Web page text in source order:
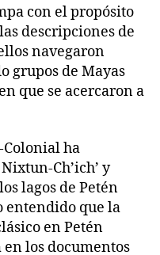
con el propósito
descripciones de
navegaron
grupos de Mayas
que se acercaron a
Colonial ha
Ch’ich’ y
lagos de Petén
entendido que la
en Petén
los documentos